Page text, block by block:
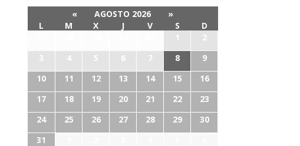
« AGOSTO 2026
»
L
M X J V S
D
1
2
3
4 5 6 7 8
9
10
11 12 13 14 15
16
17
18 19 20 21 22
23
24
25 26 27 28 29
30
31